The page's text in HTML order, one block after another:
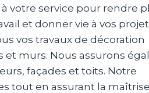
votre service pour rendre
et donner vie à vos
vos travaux de décoration
murs. Nous assurons
façades et toits. Notre
tout en assurant la